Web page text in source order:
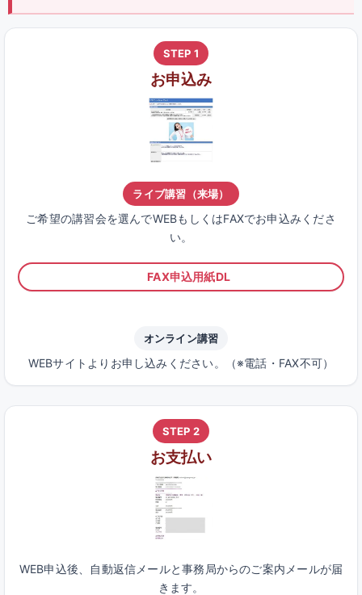
STEP 1
お申込み
ライブ講習（来場）
ご希望の講習会を選んでWEBもしくはFAXでお申込みくださ
い。
FAX申込用紙DL
オンライン講習
WEBサイトよりお申し込みください。（※電話・FAX不可）
STEP 2
お支払い
WEB申込後、自動返信メールと事務局からのご案内メールが届
きます。